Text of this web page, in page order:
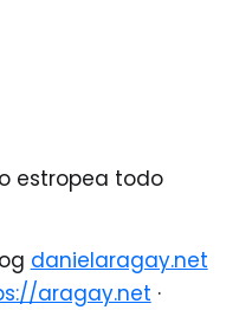
estropea todo
danielaragay.net
aragay.net ·